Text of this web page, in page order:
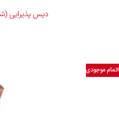
دیس پذیرایی
اتمام موجودی